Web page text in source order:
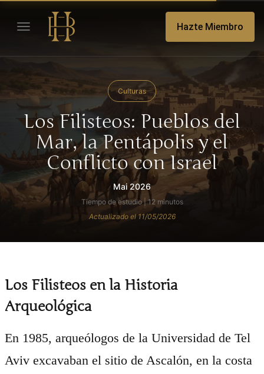
Hazte Miembro
Culturas
Los Filisteos: Pueblos del
Mar, la Pentápolis y el
Conflicto con Israel
Mai 2026
Tiempo de estudio | 12 minutos
Actualizado el 11/05/2026
Los Filisteos en la Historia
Arqueológica
En 1985, arqueólogos de la Universidad de Tel
Aviv excavaban el sitio de Ascalón, en la costa